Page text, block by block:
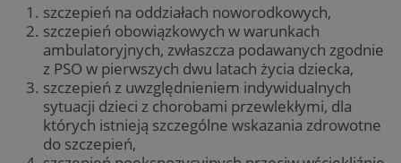
szczepień na oddziałach noworodkowych,
szczepień obowiązkowych w warunkach
ambulatoryjnych, zwłaszcza podawanych zgodnie
z PSO w pierwszych dwu latach życia dziecka,
szczepień z uwzględnieniem indywidualnych
sytuacji dzieci z chorobami przewlekłymi, dla
których istnieją szczególne wskazania zdrowotne
do szczepień,